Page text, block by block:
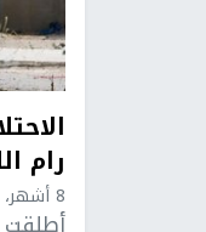
رام
8 أشهر، 1 اسبوع. ago